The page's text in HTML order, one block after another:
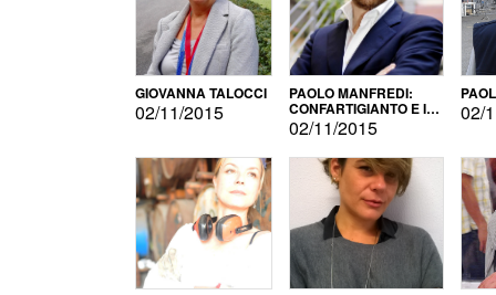
GIOVANNA TALOCCI
02/11/2015
PAOLO MANFREDI:
CONFARTIGIANTO E IL
SONDAGGIO
02/11/2015
02/